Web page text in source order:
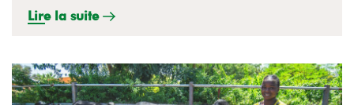
Lire la suite